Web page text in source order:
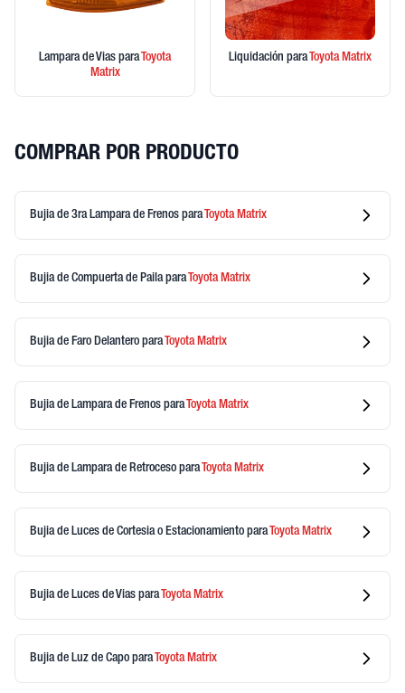
Lampara de Vias para Toyota
Matrix
Liquidación para ToyotaMatrix
COMPRAR POR PRODUCTO
Bujia de 3ra Lampara de Frenos paraToyotaMatrix
Bujia de Compuerta de PailaparaToyotaMatrix
Bujia de Faro Delantero paraToyotaMatrix
Bujia de Lampara de Frenos paraToyotaMatrix
Bujia de Lampara de Retroceso paraToyotaMatrix
Bujia de Luces de Cortesia o Estacionamiento paraToyotaMatrix
Bujia de Luces de Vias paraToyotaMatrix
Bujia de Luz de Capo paraToyotaMatrix